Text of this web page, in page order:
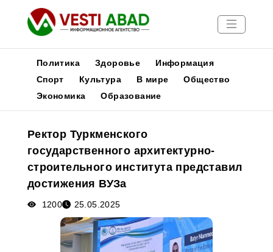
Новости
Медиа
Афиша
Политика Здоровье
Информация
Спорт
Культура В мире
Общество
Экономика
Образование
Ректор Туркменского
государственного архитектурно-
строительного института представил
достижения ВУЗа
1200 25.05.2025